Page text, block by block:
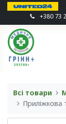
+380 73
Всі товари
Приліжкова